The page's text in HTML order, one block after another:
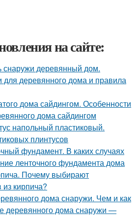
на сайте:
деревянный дом.
деревянного дома и правила
дома сайдингом. Особенности
дома сайдингом
напольный пластиковый.
плинтусов
фундамент. В каких случаях
ленточного фундамента дома
Почему выбирают
из кирпича?
дома снаружи. Чем и как
деревянного дома снаружи —